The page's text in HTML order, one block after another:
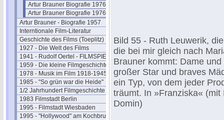
Artur Brauner Biografie 1976-15
Artur Brauner Biografie 1976-16
Artur Brauner - Biografie 1957
Interntionale Film-Literatur
Geschichte des Films (Toeplitz)
1927 - Die Welt des Films
1941 - Rudolf Oertel - FILMSPIEGEL
1959 - Die kleine Filmgeschichte
1978 - Musik im Film 1918-1945
1985 - "So grün war die Heide"
1/2 Jahrhundert Filmgeschichte
1983 Filmstadt Berlin
1995 - Filmstadt Wiesbaden
1995 - "Hollywood" am Kochbrunnen
Bild 55 - Ruth Leuwerik,
die bei mir gleich nach
Brauner kommt: Dame
großer Star und braves
ein Typ, von dem jeder
träumt. In »Franziska« (mit
Domin)